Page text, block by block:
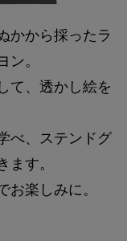
かから採ったラ
。
て、透かし絵を
べ、ステンドグ
す。
楽しみに。